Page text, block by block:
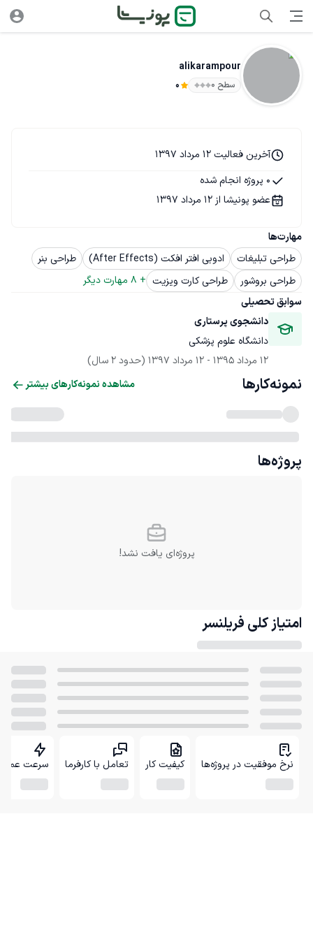
alikarampour
سطح ۰ 0
مهارت‌ها
طراحی تبلیغات
ادوبی افتر افکت (After Effects)
طراحی بنر
طراحی بروشور
طراحی کارت ویزیت +
8 مهارت دیگر
سوابق تحصیلی
دانشجوی پرستاری
دانشگاه علوم پزشکی
12 مرداد 1395
- 12 مرداد 1397 (حدود 2 سال)
آخرین فعالیت 12 مرداد 1397
0 پروژه انجام شده
عضو پونیشا از 12 مرداد 1397
نمونه‌کارها مشاهده نمونه‌کارهای بیشتر
پروژه‌ها
پروژه‌ای یافت نشد!
امتیاز کلی فریلنسر
نرخ موفقیت در پروژه‌ها کیفیت کار تعامل با کارفرما سرعت عمل